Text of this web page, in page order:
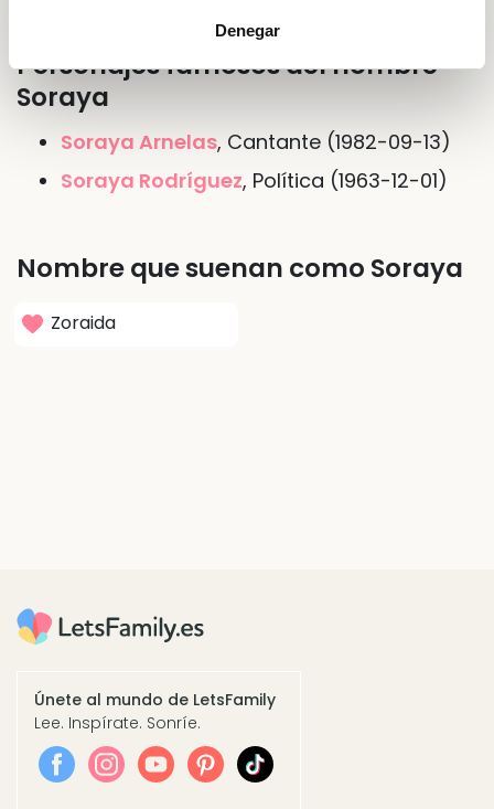
Denegar
Personajes famosos del nombre
Soraya
Soraya Arnelas, Cantante (1982-09-13)
Soraya Rodríguez, Política (1963-12-01)
Nombre que suenan como Soraya
Zoraida
Únete al mundo de LetsFamily
Lee. Inspírate. Sonríe.